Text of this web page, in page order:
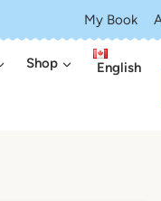
My Book
Shop English